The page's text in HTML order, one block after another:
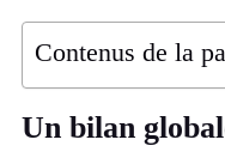
Contenus de la
Un bilan